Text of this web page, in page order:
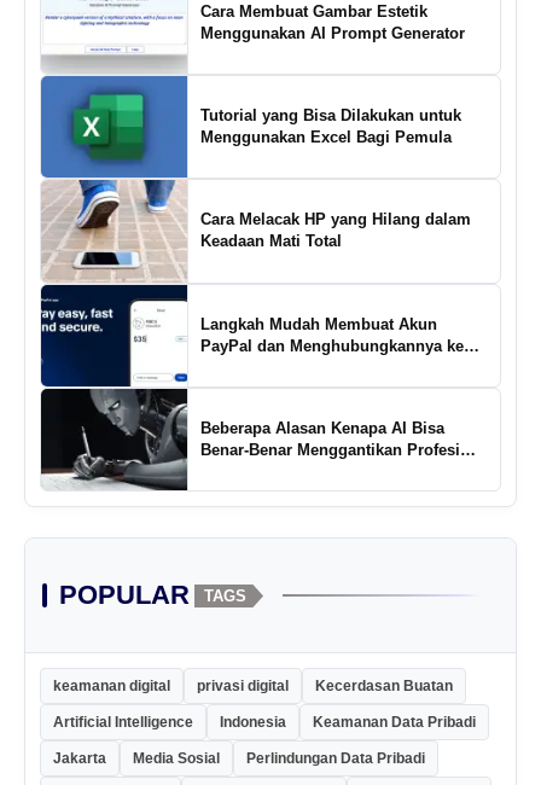
Cara Membuat Gambar Estetik
Menggunakan AI Prompt Generator
Tutorial yang Bisa Dilakukan untuk
Menggunakan Excel Bagi Pemula
Cara Melacak HP yang Hilang dalam
Keadaan Mati Total
Langkah Mudah Membuat Akun
PayPal dan Menghubungkannya ke
Beberapa Alasan Kenapa AI Bisa
Benar-Benar Menggantikan Profesi
POPULAR TAGS
keamanan digital privasi digital Kecerdasan Buatan
Artificial Intelligence Indonesia Keamanan Data Pribadi
Jakarta Media Sosial Perlindungan Data Pribadi